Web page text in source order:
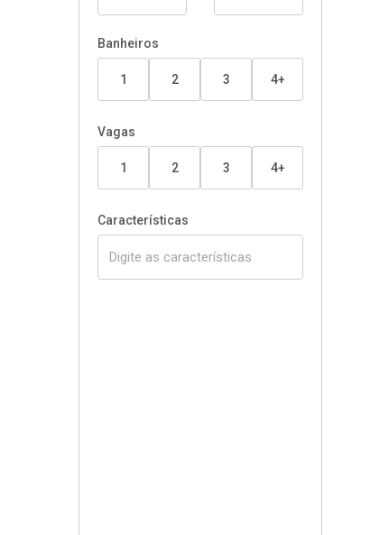
Banheiros
1 2 3 4+
Vagas
1 2 3 4+
Características